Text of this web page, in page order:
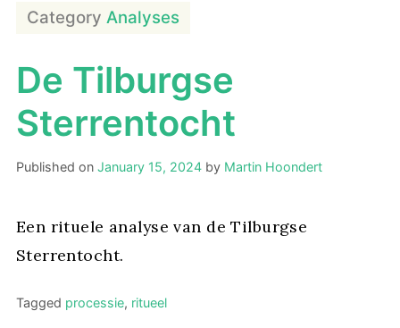
Category Analyses
De Tilburgse
Sterrentocht
Published on January 15, 2024by Martin Hoondert
Een rituele analyse van de Tilburgse
Sterrentocht.
Tagged processie, ritueel